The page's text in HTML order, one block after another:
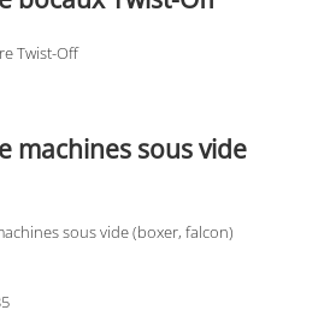
Twist-Off
machines sous vide
sous vide (boxer, falcon)